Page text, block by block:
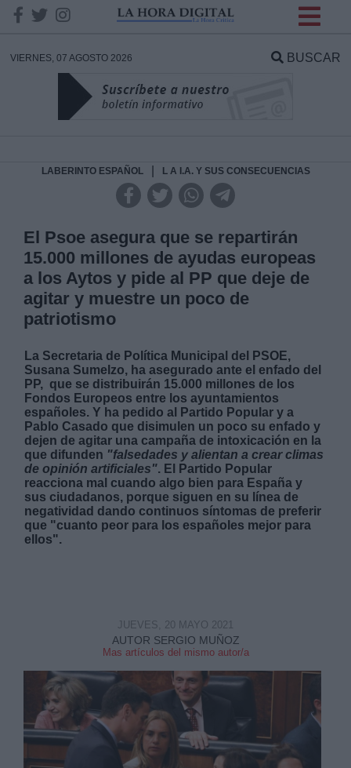
VIERNES, 07 AGOSTO 2026 BUSCAR
LABERINTO ESPAÑOL L A I.A. Y SUS CONSECUENCIAS
El Psoe asegura que se repartirán
15.000 millones de ayudas europeas
a los Aytos y pide al PP que deje de
agitar y muestre un poco de
patriotismo
La Secretaria de Política Municipal del PSOE,
Susana Sumelzo, ha asegurado ante el enfado del
PP, que se distribuirán 15.000 millones de los
Fondos Europeos entre los ayuntamientos
españoles. Y ha pedido al Partido Popular y a
Pablo Casado que disimulen un poco su enfado y
dejen de agitar una campaña de intoxicación en la
que difunden "falsedades y alientan a crear climas
de opinión artificiales". El Partido Popular
reacciona mal cuando algo bien para España y
sus ciudadanos, porque siguen en su línea de
negatividad dando continuos síntomas de preferir
que "cuanto peor para los españoles mejor para
ellos".
AUTOR SERGIO MUÑOZ
Mas artículos del mismo autor/a
JUEVES, 20 MAYO 2021
DATOS
Responsable:
Legitimación:
Destinatarios:
Derechos:
link
Información adicional
link